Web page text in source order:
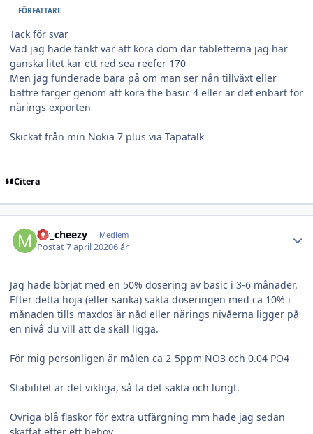
FÖRFATTARE
Tack för svar
Vad jag hade tänkt var att köra dom där tabletterna jag har
ganska litet kar ett red sea reefer 170
Men jag funderade bara på om man ser nån tillväxt eller
bättre färger genom att köra the basic 4 eller är det enbart för
närings exporten
Skickat från min Nokia 7 plus via Tapatalk
Citera
Mr_cheezy Medlem
Postat7 april 20206 år
Jag hade börjat med en 50% dosering av basic i 3-6 månader.
Efter detta höja (eller sänka) sakta doseringen med ca 10% i
månaden tills maxdos är nåd eller närings nivåerna ligger på
en nivå du vill att de skall ligga.
För mig personligen är målen ca 2-5ppm NO3 och 0.04 PO4
Stabilitet är det viktiga, så ta det sakta och lungt.
Övriga blå flaskor för extra utfärgning mm hade jag sedan